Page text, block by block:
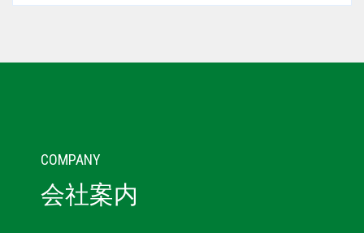
COMPANY
会社案内